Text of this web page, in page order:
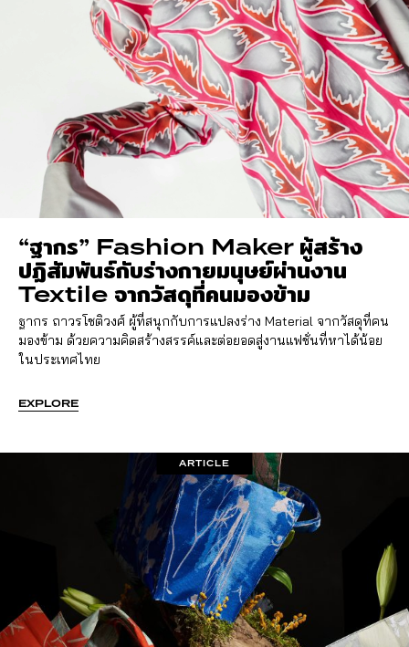
“ฐากร” Fashion Maker ผู้สร้าง
ปฏิสัมพันธ์กับร่างกายมนุษย์ผ่านงาน
Textile จากวัสดุที่คนมองข้าม
ฐากร ถาวรโชติวงศ์ ผู้ที่สนุกกับการแปลงร่าง Material จากวัสดุที่คน
มองข้าม ด้วยความคิดสร้างสรรค์และต่อยอดสู่งานแฟชั่นที่หาได้น้อย
ในประเทศไทย
EXPLORE
ARTICLE